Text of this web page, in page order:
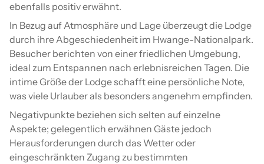
ebenfalls positiv erwähnt.
In Bezug auf Atmosphäre und Lage überzeugt die Lodge
durch ihre Abgeschiedenheit im Hwange-Nationalpark.
Besucher berichten von einer friedlichen Umgebung,
ideal zum Entspannen nach erlebnisreichen Tagen. Die
intime Größe der Lodge schafft eine persönliche Note,
was viele Urlauber als besonders angenehm empfinden.
Negativpunkte beziehen sich selten auf einzelne
Aspekte; gelegentlich erwähnen Gäste jedoch
Herausforderungen durch das Wetter oder
eingeschränkten Zugang zu bestimmten